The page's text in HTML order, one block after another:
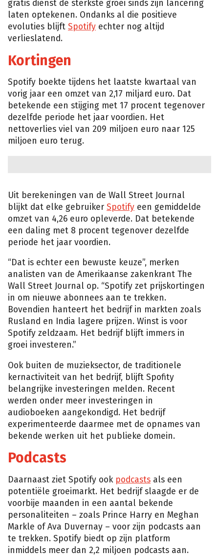
gratis dienst de sterkste groei sinds zijn lancering
laten optekenen. Ondanks al die positieve
evoluties blijft Spotify echter nog altijd
verlieslatend.
Kortingen
Spotify boekte tijdens het laatste kwartaal van
vorig jaar een omzet van 2,17 miljard euro. Dat
betekende een stijging met 17 procent tegenover
dezelfde periode het jaar voordien. Het
nettoverlies viel van 209 miljoen euro naar 125
miljoen euro terug.
Uit berekeningen van de Wall Street Journal
blijkt dat elke gebruiker Spotify een gemiddelde
omzet van 4,26 euro opleverde. Dat betekende
een daling met 8 procent tegenover dezelfde
periode het jaar voordien.
“Dat is echter een bewuste keuze”, merken
analisten van de Amerikaanse zakenkrant The
Wall Street Journal op. “Spotify zet prijskortingen
in om nieuwe abonnees aan te trekken.
Bovendien hanteert het bedrijf in markten zoals
Rusland en India lagere prijzen. Winst is voor
Spotify zeldzaam. Het bedrijf blijft immers in
groei investeren.”
Ook buiten de muzieksector, de traditionele
kernactiviteit van het bedrijf, blijft Spofity
belangrijke investeringen melden. Recent
werden onder meer investeringen in
audioboeken aangekondigd. Het bedrijf
experimenteerde daarmee met de opnames van
bekende werken uit het publieke domein.
Podcasts
Daarnaast ziet Spotify ook podcasts als een
potentiële groeimarkt. Het bedrijf slaagde er de
voorbije maanden in een aantal bekende
personaliteiten – zoals Prince Harry en Meghan
Markle of Ava Duvernay – voor zijn podcasts aan
te trekken. Spotify biedt op zijn platform
inmiddels meer dan 2,2 miljoen podcasts aan.